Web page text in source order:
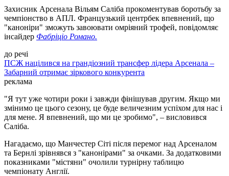
Захисник Арсенала Вільям Саліба прокоментував боротьбу за
чемпіонство в АПЛ. Французький центрбек впевнений, що
"каноніри" зможуть завоювати омріяний трофей, повідомляє
інсайдер Фабріціо Романо.
до речі
ПСЖ націлився на грандіозний трансфер лідера Арсенала –
Забарний отримає зіркового конкурента
реклама
"Я тут уже чотири роки і завжди фінішував другим. Якщо ми
змінимо це цього сезону, це буде величезним успіхом для нас і
для мене. Я впевнений, що ми це зробимо", – висловився
Саліба.
Нагадаємо, що Манчестер Сіті після перемог над Арсеналом
та Бернлі зрівнявся з "канонірами" за очками. За додатковими
показниками "містяни" очолили турнірну таблицю
чемпіонату Англії.